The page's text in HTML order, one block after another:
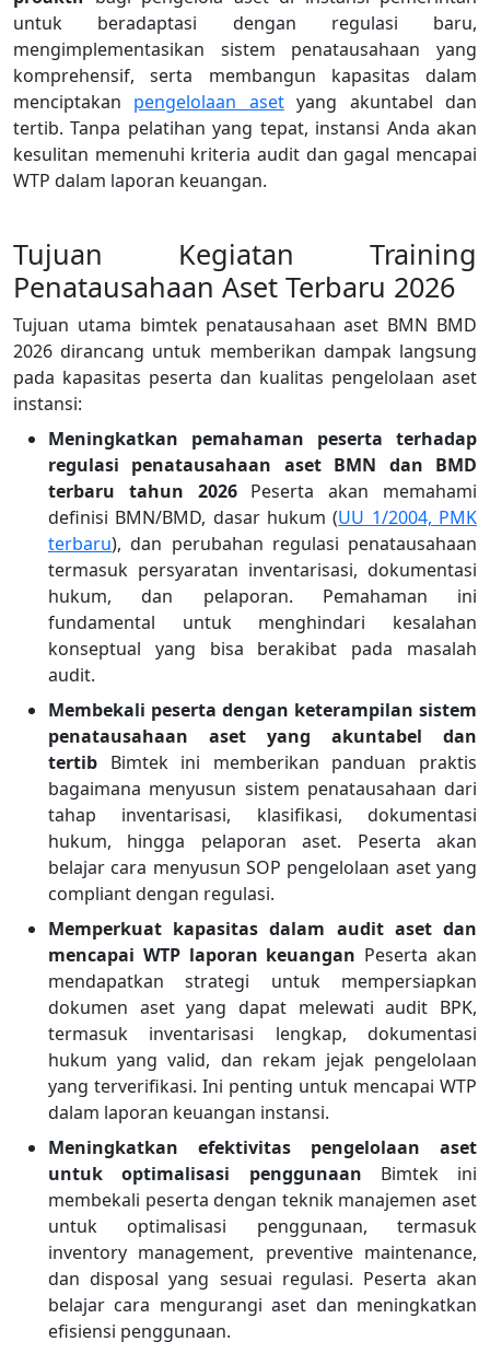
untuk beradaptasi dengan regulasi baru,
mengimplementasikan sistem penatausahaan yang
komprehensif, serta membangun kapasitas dalam
menciptakan pengelolaan asetyang akuntabel dan
tertib. Tanpa pelatihan yang tepat, instansi Anda akan
kesulitan memenuhi kriteria audit dan gagal mencapai
WTP dalam laporan keuangan.
Tujuan Kegiatan Training
Penatausahaan Aset Terbaru 2026
Tujuan utama bimtek penatausahaan aset BMN BMD
2026dirancang untuk memberikan dampak langsung
pada kapasitas peserta dan kualitas pengelolaan aset
instansi:
Meningkatkan pemahaman peserta terhadap
regulasi penatausahaan aset BMN dan BMD
terbaru tahun 2026
Peserta akan memahami
definisi BMN/BMD, dasar hukum (UU 1/2004, PMK
terbaru), dan perubahan regulasi penatausahaan
termasuk persyaratan inventarisasi, dokumentasi
hukum, dan pelaporan. Pemahaman ini
fundamental untuk menghindari kesalahan
konseptual yang bisa berakibat pada masalah
audit.
Membekali peserta dengan keterampilan sistem
penatausahaan aset yang akuntabel dan
tertib Bimtek ini memberikan panduan praktis
bagaimana menyusun sistem penatausahaan dari
tahap inventarisasi, klasifikasi, dokumentasi
hukum, hingga pelaporan aset. Peserta akan
belajar cara menyusun SOP pengelolaan aset yang
compliant dengan regulasi.
Memperkuat kapasitas dalam audit aset dan
mencapai WTP laporan keuangan Peserta akan
mendapatkan strategi untuk mempersiapkan
dokumen aset yang dapat melewati audit BPK,
termasuk inventarisasi lengkap, dokumentasi
hukum yang valid, dan rekam jejak pengelolaan
yang terverifikasi. Ini penting untuk mencapai WTP
dalam laporan keuangan instansi.
Meningkatkan efektivitas pengelolaan aset
untuk optimalisasi penggunaan
Bimtek ini
membekali peserta dengan teknik manajemen aset
untuk optimalisasi penggunaan, termasuk
inventory management, preventive maintenance,
dan disposal yang sesuai regulasi. Peserta akan
belajar cara mengurangi aset dan meningkatkan
efisiensi penggunaan.